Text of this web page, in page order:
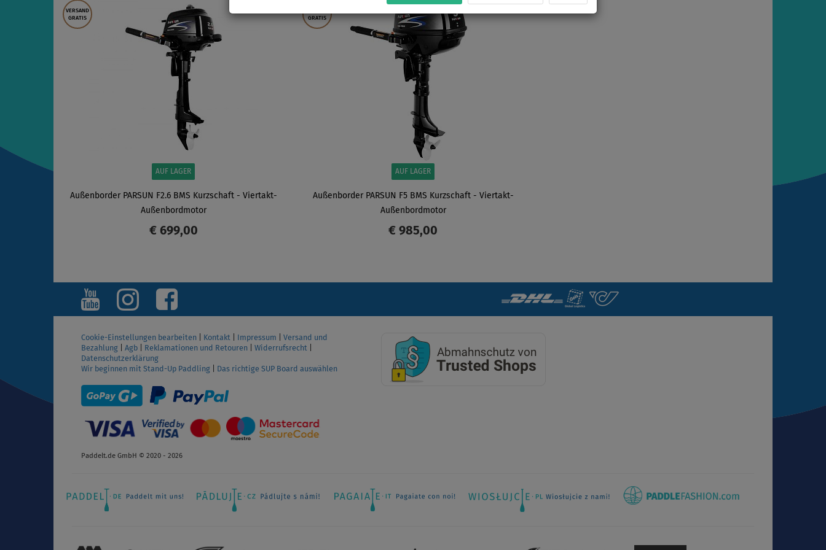
VERSAND
GRATIS
AUF LAGER
Außenborder PARSUN F2.6 BMS Kurzschaft - Viertakt-
Außenbordmotor
€ 699,00
ANZEIGEN
GRATIS
AUF LAGER
Außenborder PARSUN F5 BMS Kurzschaft - Viertakt-
Außenbordmotor
€ 985,00
ANZEIGEN
Cookie-Einstellungen bearbeiten Kontakt Impressum
Versand und
Bezahlung
Agb Reklamationen und Retouren Widerrufsrecht
Datenschutzerklärung
Wir beginnen mit Stand-Up Paddling
Das richtige SUP Board auswählen
Paddelt.de GmbH © 2020 - 2026